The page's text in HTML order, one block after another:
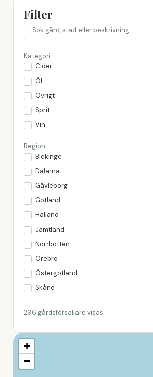
Filter
Kategori
Cider
Öl
Övrigt
Sprit
Vin
Region
Blekinge
Dalarna
Gävleborg
Gotland
Halland
Jämtland
Norrbotten
Örebro
Östergötland
Skåne
Södermanland
Stockholm
296 gårdsförsäljare visas
+
−